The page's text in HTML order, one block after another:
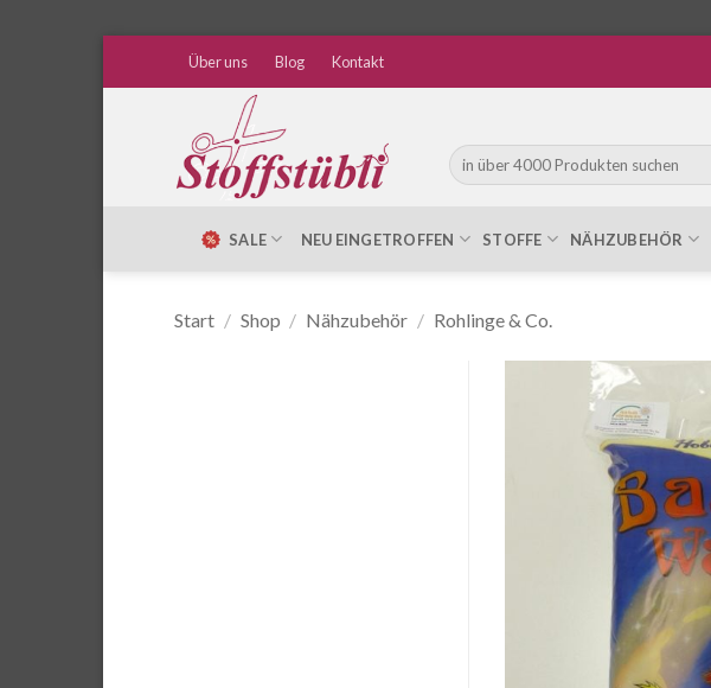
Über uns Blog Kontakt
Suche
nach:
SALE NEU EINGETROFFEN STOFFE NÄHZUBEHÖR
Start / Shop / Nähzubehör / Rohlinge & Co.